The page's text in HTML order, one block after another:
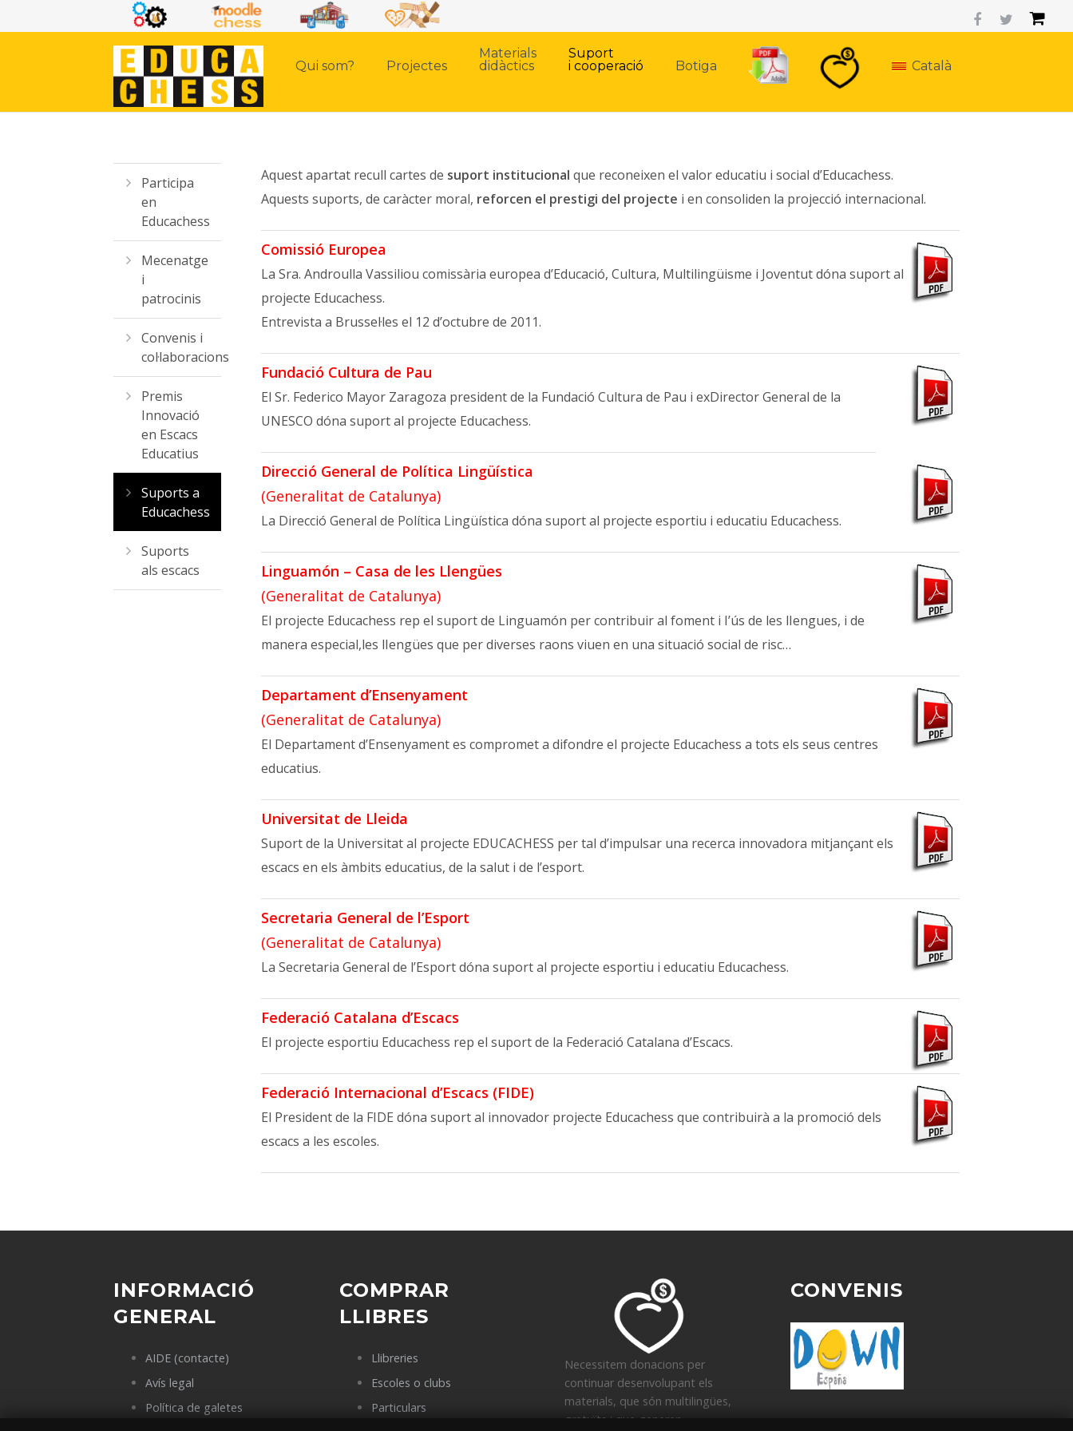
Qui som? Projectes
Materials
didàctics
Suport
i cooperació
Botiga Català
Participa
en
Educachess
Mecenatge
i
patrocinis
Convenis i
col·laboracions
Premis
Innovació
en Escacs
Educatius
Suports a
Educachess
Suports
als escacs
Aquest apartat recull cartes de suport institucional que reconeixen el valor educatiu i social d’Educachess.
Aquests suports, de caràcter moral, reforcen el prestigi del projecte i en consoliden la projecció internacional.
Comissió Europea
La Sra. Androulla Vassiliou comissària europea d’Educació, Cultura, Multilingüisme i Joventut dóna suport al
projecte Educachess.
Entrevista a Brussel·les el 12 d’octubre de 2011.
Fundació Cultura de Pau
El Sr. Federico Mayor Zaragoza president de la Fundació Cultura de Pau i exDirector General de la
UNESCO dóna suport al projecte Educachess.
Direcció General de Política Lingüística
(Generalitat de Catalunya)
La Direcció General de Política Lingüística dóna suport al projecte esportiu i educatiu Educachess.
Linguamón – Casa de les Llengües
(Generalitat de Catalunya)
El projecte Educachess rep el suport de Linguamón per contribuir al foment i I’ús de les lIengues, i de
manera especial,les lIengües que per diverses raons viuen en una situació social de risc…
Departament d’Ensenyament
(Generalitat de Catalunya)
El Departament d’Ensenyament es compromet a difondre el projecte Educachess a tots els seus centres
educatius.
Universitat de Lleida
Suport de la Universitat al projecte EDUCACHESS per tal d’impulsar una recerca innovadora mitjançant els
escacs en els àmbits educatius, de la salut i de l’esport.
Secretaria General de l’Esport
(Generalitat de Catalunya)
La Secretaria General de l’Esport dóna suport al projecte esportiu i educatiu Educachess.
Federació Catalana d’Escacs
El projecte esportiu Educachess rep el suport de la Federació Catalana d’Escacs.
Federació Internacional d’Escacs (FIDE)
El President de la FIDE dóna suport al innovador projecte Educachess que contribuirà a la promoció dels
escacs a les escoles.
INFORMACIÓ
GENERAL
AIDE (contacte)
Avís legal
Política de galetes
COMPRAR
LLIBRES
Llibreries
Escoles o clubs
Particulars
Necessitem donacions per
continuar desenvolupant els
materials, que són multilingües,
gratuïts i que generen
CONVENIS